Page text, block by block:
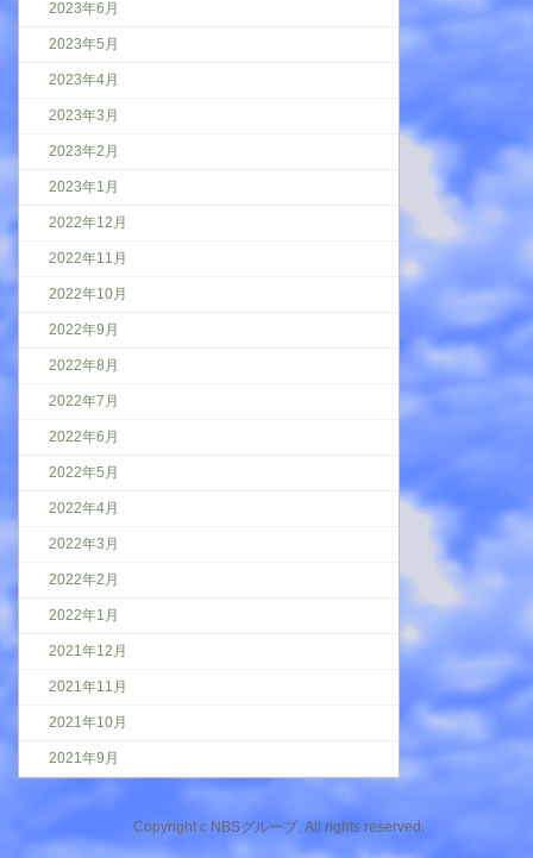
2023年6月
2023年5月
2023年4月
2023年3月
2023年2月
2023年1月
2022年12月
2022年11月
2022年10月
2022年9月
2022年8月
2022年7月
2022年6月
2022年5月
2022年4月
2022年3月
2022年2月
2022年1月
2021年12月
2021年11月
2021年10月
2021年9月
Copyright c NBSグループ, All rights reserved.